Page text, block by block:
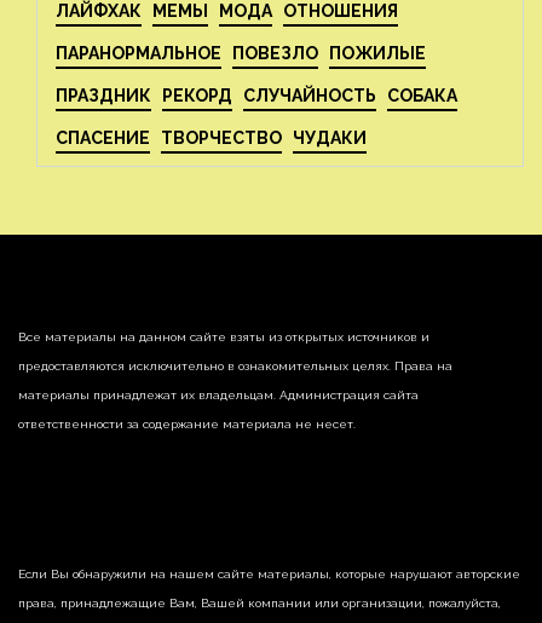
ЛАЙФХАК МЕМЫ МОДА ОТНОШЕНИЯ
ПАРАНОРМАЛЬНОЕ ПОВЕЗЛО ПОЖИЛЫЕ
ПРАЗДНИК РЕКОРД СЛУЧАЙНОСТЬ СОБАКА
СПАСЕНИЕ ТВОРЧЕСТВО ЧУДАКИ
Все материалы на данном сайте взяты из открытых источников и
предоставляются исключительно в ознакомительных целях. Права на
материалы принадлежат их владельцам. Администрация сайта
ответственности за содержание материала не несет.
Если Вы обнаружили на нашем сайте материалы, которые нарушают авторские
права, принадлежащие Вам, Вашей компании или организации, пожалуйста,